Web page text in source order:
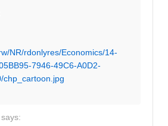
NR/rdonlyres/Economics/14-
7946-49C6-A0D2-
chp_cartoon.jpg
says: